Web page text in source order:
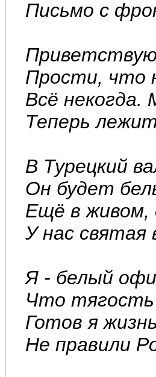
Письмо с
Прости, что
Всё некогда.
Теперь
В Турецкий
Он будет
Ещё в живом,
У нас святая
Я - белый
Что тягость
Готов я
Не правили